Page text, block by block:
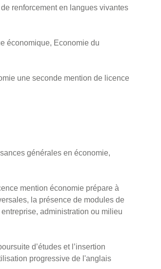
renforcement en langues vivantes
économique, Economie du
une seconde mention de licence
générales en économie,
mention économie prépare à
la présence de modules de
administration ou milieu
d’études et l’insertion
progressive de l'anglais